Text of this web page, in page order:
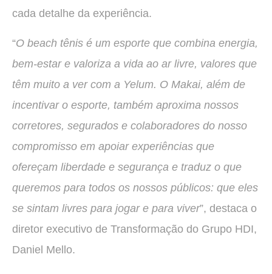
cada detalhe da experiência.
“O beach tênis é um esporte que combina energia,
bem-estar e valoriza a vida ao ar livre, valores que
têm muito a ver com a Yelum. O Makai, além de
incentivar o esporte, também aproxima nossos
corretores, segurados e colaboradores do nosso
compromisso em apoiar experiências que
ofereçam liberdade e segurança e traduz o que
queremos para todos os nossos públicos: que eles
se sintam livres para jogar e para viver”, destaca o
diretor executivo de Transformação do Grupo HDI,
Daniel Mello.